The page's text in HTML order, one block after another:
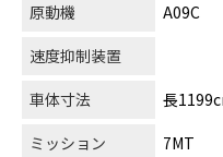
原動機
A09C
速度抑制装置
車体寸法
長
ミッション
7MT